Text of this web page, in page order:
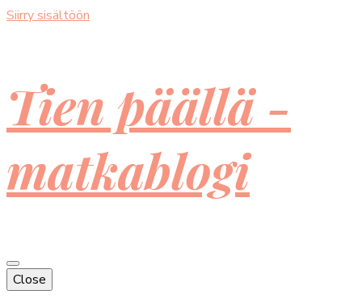
Siirry sisältöön
Tien päällä -
matkablogi
Close